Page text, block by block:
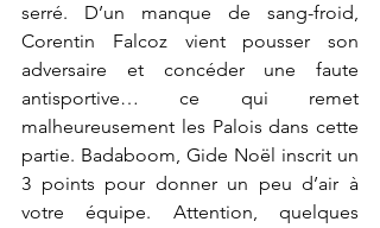
serré. D’un manque de sang-froid,
Corentin Falcoz vient pousser son
adversaire et concéder une faute
antisportive… ce qui remet
malheureusement les Palois dans cette
partie. Badaboom, Gide Noël inscrit un
3 points pour donner un peu d’air à
votre équipe. Attention, quelques